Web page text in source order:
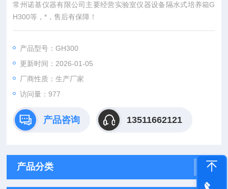
常州诺基仪器有限公司主要经营实验室仪器设备隔水式培养箱G
H300等，*，售后有保障！
产品型号：GH300
更新时间：2026-01-05
厂商性质：生产厂家
访问量：977
产品咨询 13511662121
产品分类